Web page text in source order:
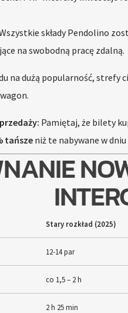
składy Pendolino
na swobodną pracę zdalną.
na dużą popularność, strefy
Pamiętaj, że bilety
tańszeniż te nabywane w dniu
Stary rozkład (2025)
12-14 par
co 1,5 – 2 h
2 h 25 min